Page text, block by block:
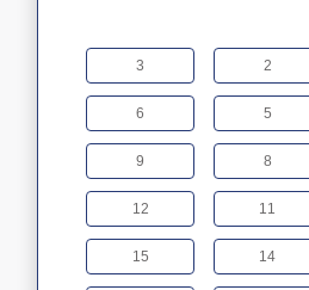
2
3
5
6
8
9
11
12
14
15